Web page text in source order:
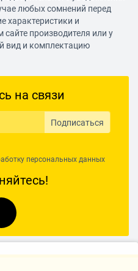
любых сомнений перед
характеристики и
производителя или у
вид и комплектацию
на связи
Подписаться
персональных данных